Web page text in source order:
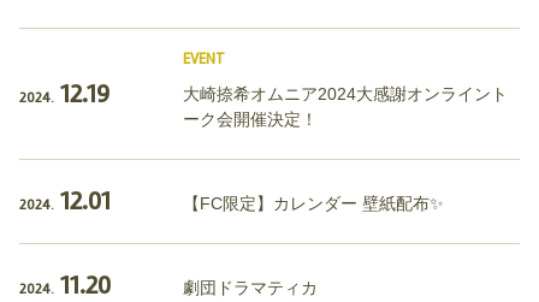
2024. 12.19
EVENT
大崎捺希オムニア2024大感謝オンライント
ーク会開催決定！
2024. 12.01 【FC限定】カレンダー 壁紙配布✨
2024. 11.20 劇団ドラマティカ